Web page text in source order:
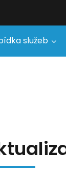
služeb